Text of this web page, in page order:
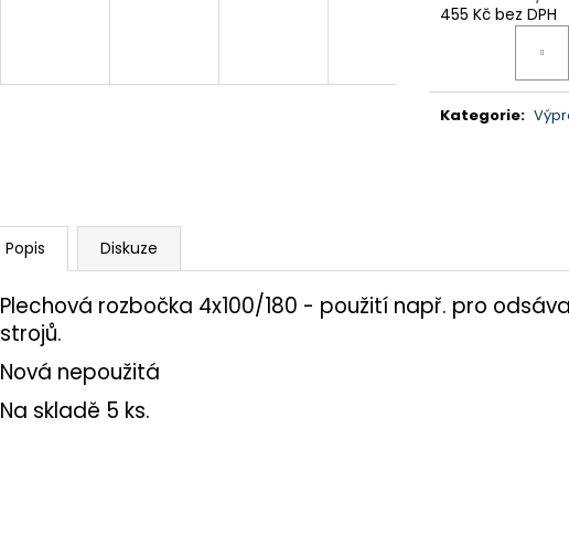
455 Kč bez DPH
Kategorie:
Popis Diskuze
Plechová rozbočka 4x100/180 - použití např. pro
strojů.
Nová nepoužitá
Na skladě 5 ks.
ZPĚTNÁ KLAPKA